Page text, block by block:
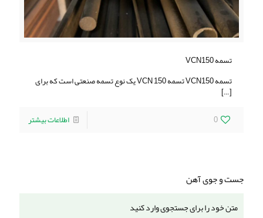
تسمه VCN150
تسمه VCN150 تسمه VCN 150 یک نوع تسمه صنعتی است که برای
[…]
0
اطلاعات بیشتر
جست و جوی آهن